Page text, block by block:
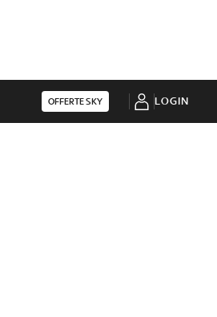
OFFERTE SKY LOGIN